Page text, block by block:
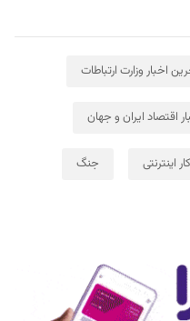
اخبار وزارت ارتباطات
اقتصاد ایران و جهان
اینترنتی جنگ